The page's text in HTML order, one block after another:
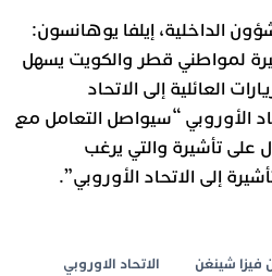
الداخلية، إيلفا يوهانسون:
لمواطني قطر والكويت يسهل
العائلية إلى الاتحاد
الأوروبي “سيواصل التعامل مع
على تأشيرة والتي يرغب
إلى الاتحاد الأوروبي”.
شينغن الاتحاد الاوروبي